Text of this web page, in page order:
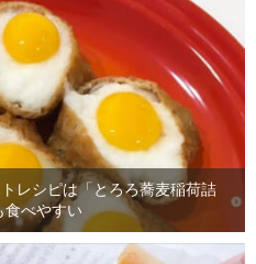
レシピは「とろろ蕎麦稲荷詰
食べやすい